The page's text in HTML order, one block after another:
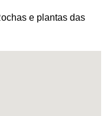
e plantas das